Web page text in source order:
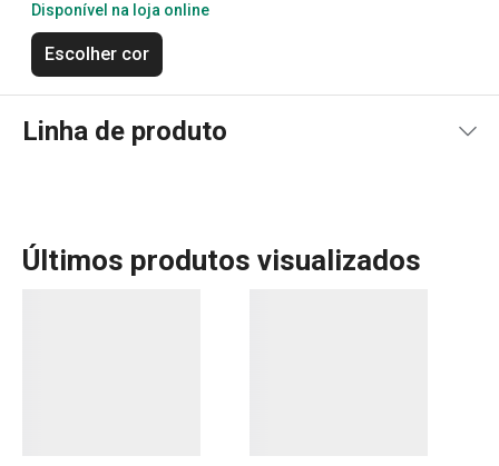
Disponível na loja online
Escolher cor
Linha de produto
Últimos produtos visualizados